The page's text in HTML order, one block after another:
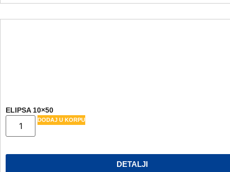
ELIPSA 10×50
DODAJ U KORPU
DETALJI